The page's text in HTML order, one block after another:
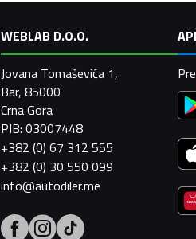
WEBLAB D.O.O.
Jovana Tomaševića 1,
Bar, 85000
Crna Gora
PIB: 03007448
+382 (0) 67 312 555
+382 (0) 30 550 099
info@autodiler.me